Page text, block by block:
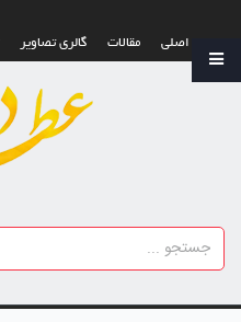
صفحه اصلی
مقالات گالری تصاویر